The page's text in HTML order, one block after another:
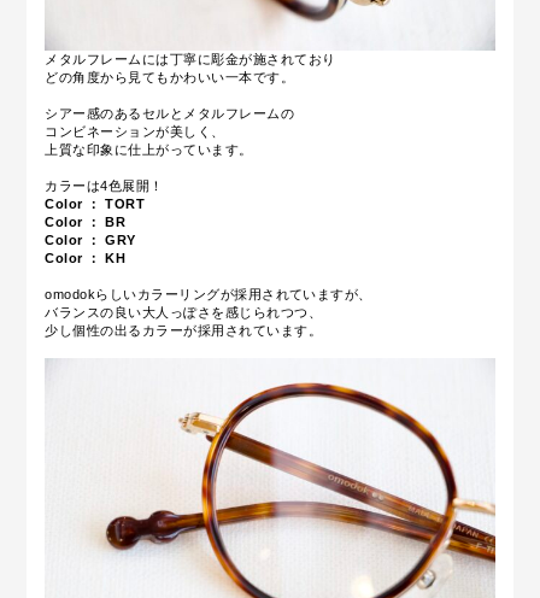
メタルフレームには丁寧に彫金が施されており
どの角度から見てもかわいい一本です。
シアー感のあるセルとメタルフレームの
コンビネーションが美しく、
上質な印象に仕上がっています。
カラーは4色展開！
Color ： TORT
Color ： BR
Color ： GRY
Color ： KH
omodokらしいカラーリングが採用されていますが、
バランスの良い大人っぽさを感じられつつ、
少し個性の出るカラーが採用されています。